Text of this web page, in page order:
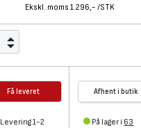
Ekskl. moms 1.296,- /STK
Få leveret
Levering 1-2
Afhent i butik
På lager i 63